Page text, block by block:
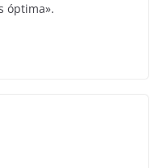
óptima».